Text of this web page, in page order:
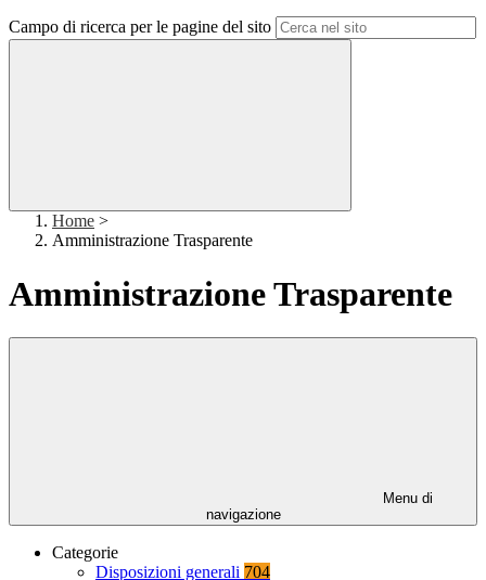
Campo di ricerca per le pagine del sito
Home >
Amministrazione Trasparente
Amministrazione Trasparente
Menu di
navigazione
Categorie
Disposizioni generali 704